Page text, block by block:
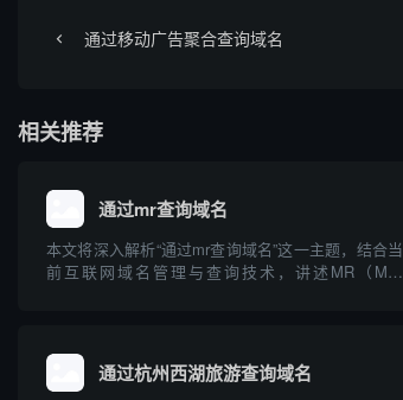
通过移动广告聚合查询域名
相关推荐
通过mr查询域名
本文将深入解析“通过mr查询域名”这一主题，结合当
前互联网域名管理与查询技术，讲述MR（Mail
通过杭州西湖旅游查询域名